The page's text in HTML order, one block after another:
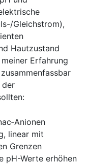
Gleichstrom),
Hautzustand
‌Erfahrung
der
linear mit
Grenzen
pH-Werte erhöhen